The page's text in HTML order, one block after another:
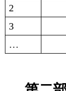
2
3
…